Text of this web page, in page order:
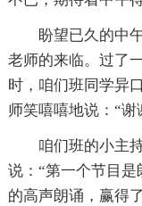
盼望已久的中午
老师的来临。过了
时，咱们班同学异
师笑嘻嘻地说：“谢
咱们班的小主持
说：“第一个节目
的高声朗诵，赢得